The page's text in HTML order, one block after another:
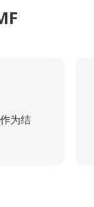
为结